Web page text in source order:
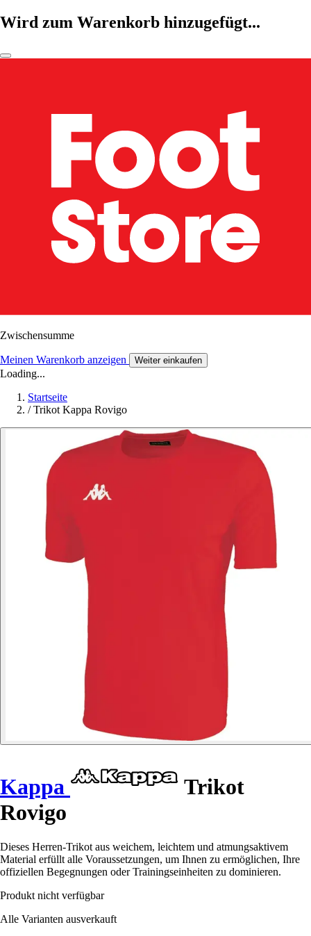
Wird zum Warenkorb hinzugefügt...
Zwischensumme
Meinen Warenkorb anzeigen Weiter einkaufen
Loading...
Startseite
/ Trikot Kappa Rovigo
Kappa
Trikot
Rovigo
Dieses Herren-Trikot aus weichem, leichtem und atmungsaktivem
Material erfüllt alle Voraussetzungen, um Ihnen zu ermöglichen, Ihre
offiziellen Begegnungen oder Trainingseinheiten zu dominieren.
Produkt nicht verfügbar
Alle Varianten ausverkauft